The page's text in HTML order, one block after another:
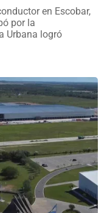
en Escobar,
por la
Urbana logró